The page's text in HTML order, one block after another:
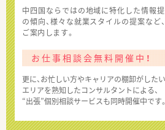
中四国ならではの地域に特化した情報提
の傾向、様々な就業スタイルの提案など
ご案内します。
お仕事相談会無料開催中！
更に、お忙しい方やキャリアの棚卸がした
エリアを熟知したコンサルタントによる、
“出張”個別相談サービスも同時開催中です。